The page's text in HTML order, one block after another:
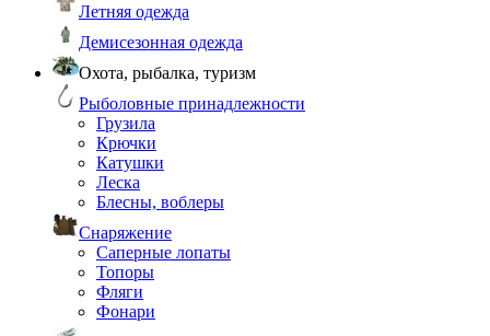
Летняя одежда
Демисезонная одежда
Охота, рыбалка, туризм
Рыболовные принадлежности
Грузила
Крючки
Катушки
Леска
Блесны, воблеры
Снаряжение
Саперные лопаты
Топоры
Фляги
Фонари